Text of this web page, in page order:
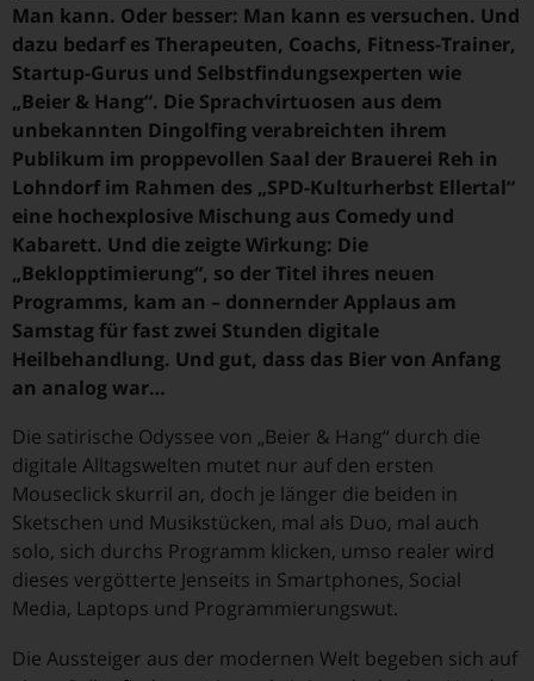
Man kann. Oder besser: Man kann es versuchen. Und
dazu bedarf es Therapeuten, Coachs, Fitness-Trainer,
Startup-Gurus und Selbstfindungsexperten wie
„Beier & Hang“. Die Sprachvirtuosen aus dem
unbekannten Dingolfing verabreichten ihrem
Publikum im proppevollen Saal der Brauerei Reh in
Lohndorf im Rahmen des „SPD-Kulturherbst Ellertal“
eine hochexplosive Mischung aus Comedy und
Kabarett. Und die zeigte Wirkung: Die
„Beklopptimierung“, so der Titel ihres neuen
Programms, kam an – donnernder Applaus am
Samstag für fast zwei Stunden digitale
Heilbehandlung. Und gut, dass das Bier von Anfang
an analog war…
Die satirische Odyssee von „Beier & Hang“ durch die
digitale Alltagswelten mutet nur auf den ersten
Mouseclick skurril an, doch je länger die beiden in
Sketschen und Musikstücken, mal als Duo, mal auch
solo, sich durchs Programm klicken, umso realer wird
dieses vergötterte Jenseits in Smartphones, Social
Media, Laptops und Programmierungswut.
Die Aussteiger aus der modernen Welt begeben sich auf